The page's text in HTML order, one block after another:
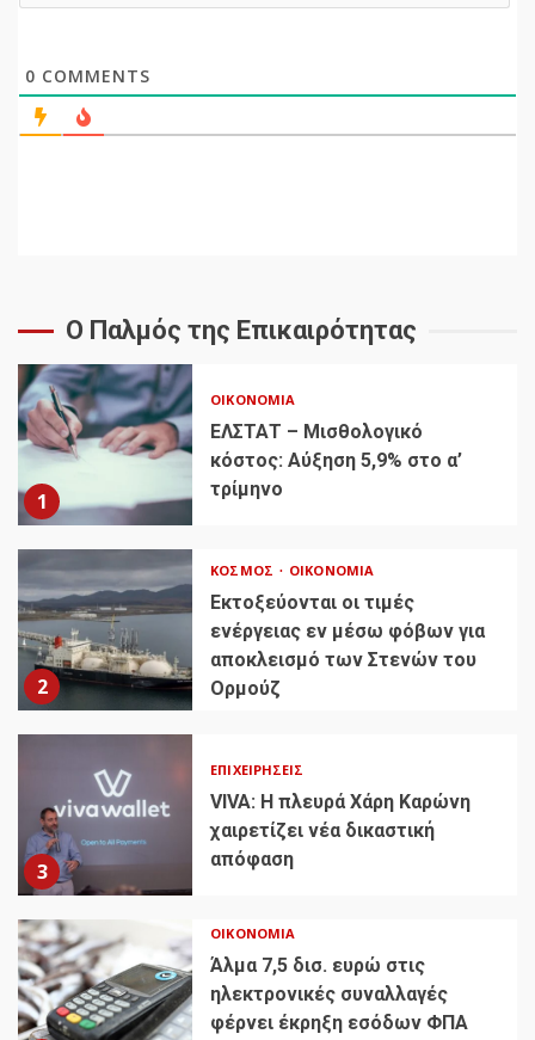
0 COMMENTS
Ο Παλμός της Επικαιρότητας
1
ΟΙΚΟΝΟΜΊΑ
ΕΛΣΤΑΤ – Μισθολογικό
κόστος: Αύξηση 5,9% στο α’
τρίμηνο
2
ΚΌΣΜΟΣ ΟΙΚΟΝΟΜΊΑ
Εκτοξεύονται οι τιμές
ενέργειας εν μέσω φόβων για
αποκλεισμό των Στενών του
Ορμούζ
3
ΕΠΙΧΕΙΡΉΣΕΙΣ
VIVA: Η πλευρά Χάρη Καρώνη
χαιρετίζει νέα δικαστική
απόφαση
ΟΙΚΟΝΟΜΊΑ
Άλμα 7,5 δισ. ευρώ στις
ηλεκτρονικές συναλλαγές
φέρνει έκρηξη εσόδων ΦΠΑ